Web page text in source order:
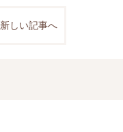
新しい記事へ